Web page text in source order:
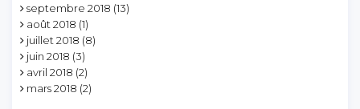
septembre 2018 (13)
août 2018 (1)
juillet 2018 (8)
juin 2018 (3)
avril 2018 (2)
mars 2018 (2)